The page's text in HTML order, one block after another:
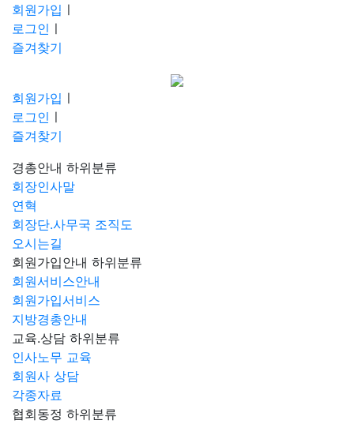
회원가입 ㅣ
로그인 ㅣ
즐겨찾기
회원가입 ㅣ
로그인 ㅣ
즐겨찾기
경총안내 하위분류
회장인사말
연혁
회장단.사무국 조직도
오시는길
회원가입안내 하위분류
회원서비스안내
회원가입서비스
지방경총안내
교육.상담 하위분류
인사노무 교육
회원사 상담
각종자료
협회동정 하위분류